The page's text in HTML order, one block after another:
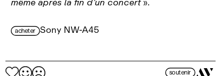
acheter Sony NW-A45
soutenir